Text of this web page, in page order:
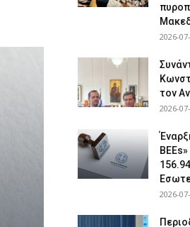
2026-
τον
2026-
2026-